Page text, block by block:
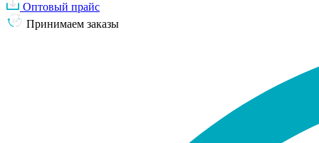
Оптовый прайс
Принимаем заказы